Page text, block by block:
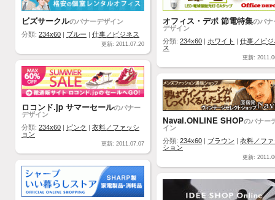
ビズサークルのバナーデザイン
分類: 234x60 ブルー 仕事／ビジネス
更新: 2011.07.20
オフィス・デポ 節電特集のバナ
デザイン
分類: 234x60 ホワイト
仕事／ビジ
ス
更新:
ロコンド.jp サマーセールのバナー
デザイン
分類: 234x60 ピンク
衣料／ファッシ
ョン
更新: 2011.07.07
Naval.ONLINE SHOPのバナー
イン
分類: 234x60 ブラウン
衣料／ファ
ション
更新: